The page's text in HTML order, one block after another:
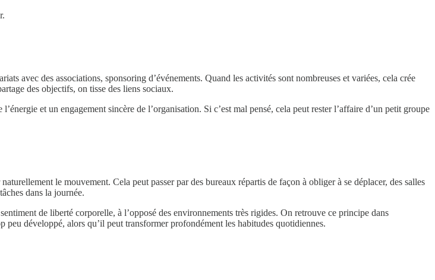
avec des associations, sponsoring d’événements. Quand les activités sont nombreuses et variées, cela crée
des objectifs, on tisse des liens sociaux.
et un engagement sincère de l’organisation. Si c’est mal pensé, cela peut rester l’affaire d’un petit groupe
le mouvement. Cela peut passer par des bureaux répartis de façon à obliger à se déplacer, des salles
dans la journée.
de liberté corporelle, à l’opposé des environnements très rigides. On retrouve ce principe dans
développé, alors qu’il peut transformer profondément les habitudes quotidiennes.